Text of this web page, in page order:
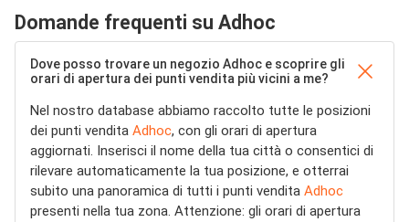
Domande frequenti su Adhoc
Dove posso trovare un negozio Adhoc e scoprire gli
orari di apertura dei punti vendita più vicini a me?
Nel nostro database abbiamo raccolto tutte le posizioni
dei punti vendita Adhoc, con gli orari di apertura
aggiornati. Inserisci il nome della tua città o consentici di
rilevare automaticamente la tua posizione, e otterrai
subito una panoramica di tutti i punti vendita Adhoc
presenti nella tua zona. Attenzione: gli orari di apertura